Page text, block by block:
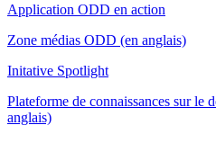
Application ODD en action
Zone médias ODD (en anglais)
Initative Spotlight
Plateforme de connaissances sur le
anglais)